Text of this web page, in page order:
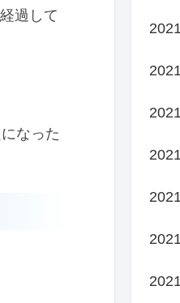
経過して
なった